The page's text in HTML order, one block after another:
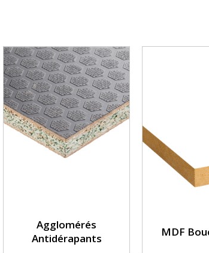
Agglomérés
Antidérapants
MDF